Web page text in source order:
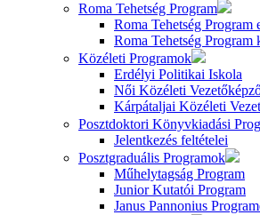
Roma Tehetség Program
Roma Tehetség Program
Roma Tehetség Program
Közéleti Programok
Erdélyi Politikai Iskola
Női Közéleti
Kárpátaljai Közéleti
Posztdoktori Könyvkiadási
Jelentkezés feltételei
Posztgraduális Programok
Műhelytagság Program
Junior Kutatói Program
Janus Pannonius